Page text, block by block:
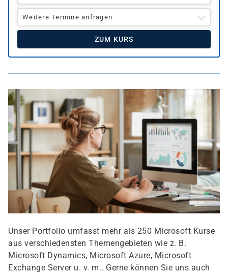
Weitere Termine anfragen
ZUM KURS
Unser Portfolio umfasst mehr als 250 Microsoft Kurse
aus verschiedensten Themengebieten wie z. B.
Microsoft Dynamics, Microsoft Azure, Microsoft
Exchange Server u. v. m.. Gerne können Sie uns auch